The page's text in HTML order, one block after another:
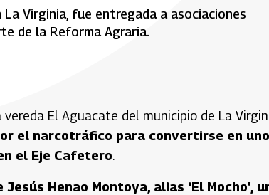
Virginia, fue entregada a asociaciones
de la Reforma Agraria.
El Aguacate del municipio de La
el narcotráfico para convertirse en
el Eje Cafetero.
Henao Montoya, alias ‘El Mocho’,